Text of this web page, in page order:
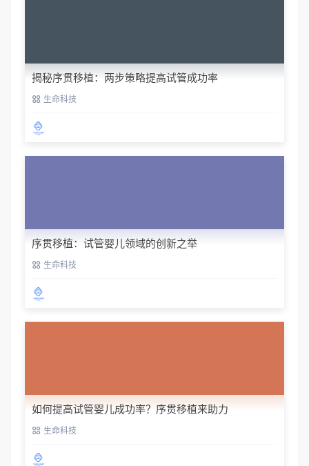
揭秘序贯移植：两步策略提高试管成功率
生命科技
序贯移植：试管婴儿领域的创新之举
生命科技
如何提高试管婴儿成功率？序贯移植来助力
生命科技